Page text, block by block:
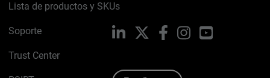
Lista de productos y SKUs
Soporte
Trust Center
LinkedIn FacebookInstagramYouTube